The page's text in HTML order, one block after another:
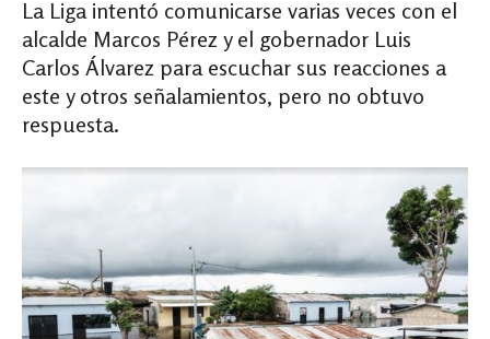
La Liga intentó comunicarse varias veces con el
alcalde Marcos Pérez y el gobernador Luis
Carlos Álvarez para escuchar sus reacciones a
este y otros señalamientos, pero no obtuvo
respuesta.